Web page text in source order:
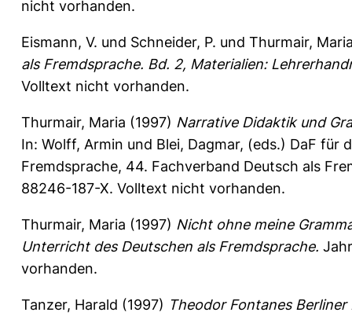
nicht vorhanden.
Eismann, V. und Schneider, P. und Thurmair,
als Fremdsprache. Bd. 2, Materialien:
Volltext nicht vorhanden.
Thurmair, Maria (1997) Narrative Didaktik und
In: Wolff, Armin und Blei, Dagmar, (eds.) DaF für
Fremdsprache, 44. Fachverband Deutsch als
88246-187-X. Volltext nicht vorhanden.
Thurmair, Maria (1997) Nicht ohne meine
Unterricht des Deutschen als Fremdsprache.
vorhanden.
Tanzer, Harald (1997) Theodor Fontanes